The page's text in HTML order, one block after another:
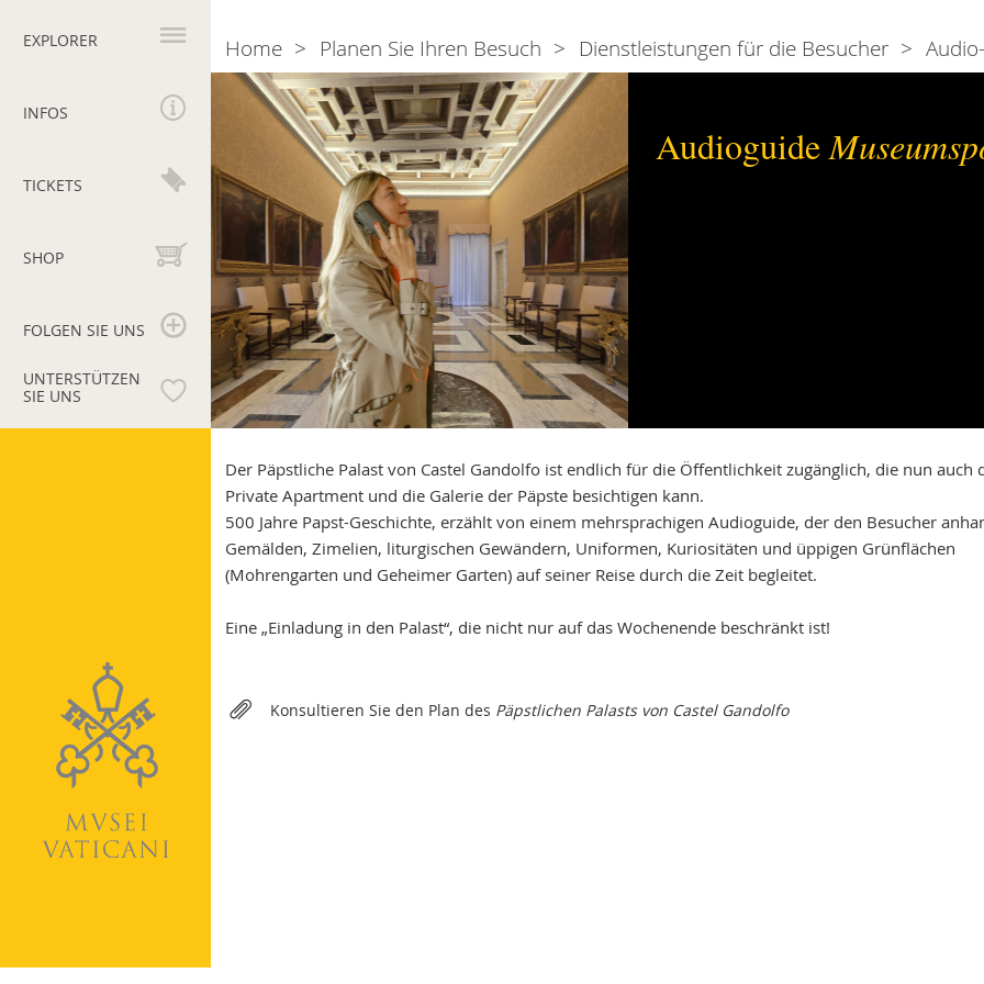
EXPLORER
INFOS
TICKETS
SHOP
FOLGEN SIE UNS
UNTERSTÜTZEN
SIE UNS
Audioguide
Museumspol
Gandolfo
Audioguide
Der Päpstliche Palast von Castel Gandolfo ist endlich für die Öffentlichkeit zugänglich, die nun auch
Private Apartment und die Galerie der Päpste besichtigen kann.
500 Jahre Papst-Geschichte, erzählt von einem mehrsprachigen Audioguide, der den Besucher
Gemälden, Zimelien, liturgischen Gewändern, Uniformen, Kuriositäten und üppigen Grünflächen
(Mohrengarten und Geheimer Garten) auf seiner Reise durch die Zeit begleitet.
Eine „Einladung in den Palast“, die nicht nur auf das Wochenende beschränkt ist!
RelatedsKonsultieren Sie den Plan des Päpstlichen Palasts von Castel Gandolfo
Breadcrumb
Home Planen Sie Ihren Besuch Dienstleistungen für die Besucher